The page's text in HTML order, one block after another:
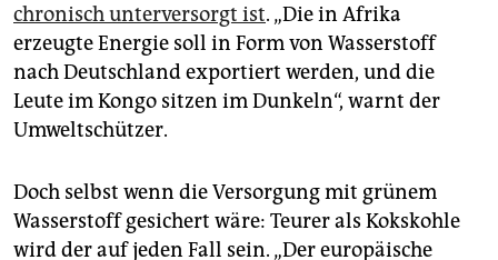
chronisch unterversorgt ist. „Die in Afrika
erzeugte Energie soll in Form von Wasserstoff
nach Deutschland exportiert werden, und die
Leute im Kongo sitzen im Dunkeln“, warnt der
Umweltschützer.
Doch selbst wenn die Versorgung mit grünem
Wasserstoff gesichert wäre: Teurer als Kokskohle
wird der auf jeden Fall sein. „Der europäische